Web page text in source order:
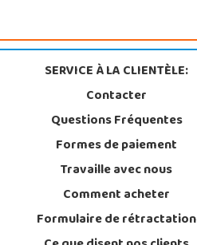
SERVICE À LA CLIENTÈLE:
Contacter
Questions Fréquentes
Formes de paiement
Travaille avec nous
Comment acheter
Formulaire de rétractation